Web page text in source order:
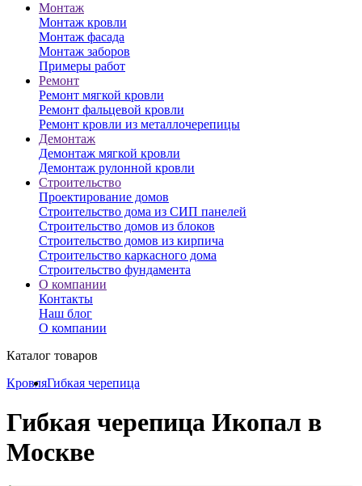
Монтаж
Монтаж кровли
Монтаж фасада
Монтаж заборов
Примеры работ
Ремонт
Ремонт мягкой кровли
Ремонт фальцевой кровли
Ремонт кровли из металлочерепицы
Демонтаж
Демонтаж мягкой кровли
Демонтаж рулонной кровли
Строительство
Проектирование домов
Строительство дома из СИП панелей
Строительство домов из блоков
Строительство домов из кирпича
Строительство каркасного дома
Строительство фундамента
О компании
Контакты
Наш блог
О компании
Каталог товаров
КровляГибкая черепица
Гибкая черепица Икопал в
Москве